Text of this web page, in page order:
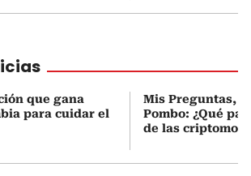
que gana
para cuidar el
Mis Preguntas,
Pombo: ¿Qué
de las